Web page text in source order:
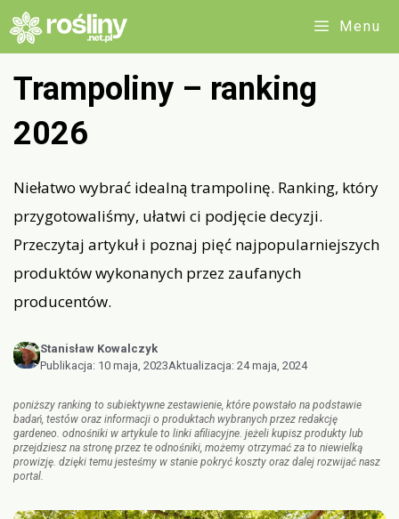
Przejdź
do
Menu
Trampoliny – ranking
2026
Niełatwo wybrać idealną trampolinę. Ranking, który
przygotowaliśmy, ułatwi ci podjęcie decyzji.
Przeczytaj artykuł i poznaj pięć najpopularniejszych
produktów wykonanych przez zaufanych
producentów.
Stanisław Kowalczyk
Publikacja: 10 maja, 2023Aktualizacja: 24 maja, 2024
poniższy ranking to subiektywne zestawienie, które powstało na podstawie
badań, testów oraz informacji o produktach wybranych przez redakcję
gardeneo. odnośniki w artykule to linki afiliacyjne. jeżeli kupisz produkty lub
przejdziesz na stronę przez te odnośniki, możemy otrzymać za to niewielką
prowizję. dzięki temu jesteśmy w stanie pokryć koszty oraz dalej rozwijać nasz
portal.